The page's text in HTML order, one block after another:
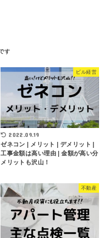
ビル経営
2022.09.19
ゼネコン | メリット | デメリット |
工事金額は高い理由 | 金額が高い分
メリットも沢山！
不動産